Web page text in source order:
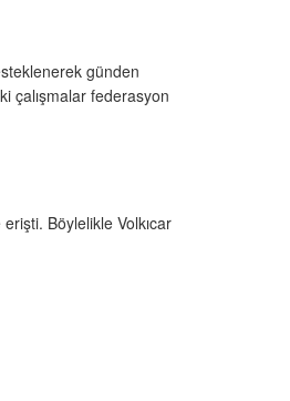
günden
çalışmalar federasyon
Böylelikle Volkıcar